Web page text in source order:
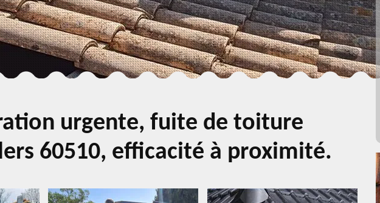
urgente, fuite de toiture
60510, efficacité à proximité.